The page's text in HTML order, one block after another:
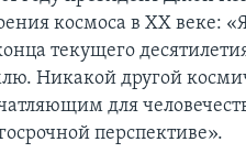
космоса в ХХ веке:
текущего
Никакой другой
для
перспективе».